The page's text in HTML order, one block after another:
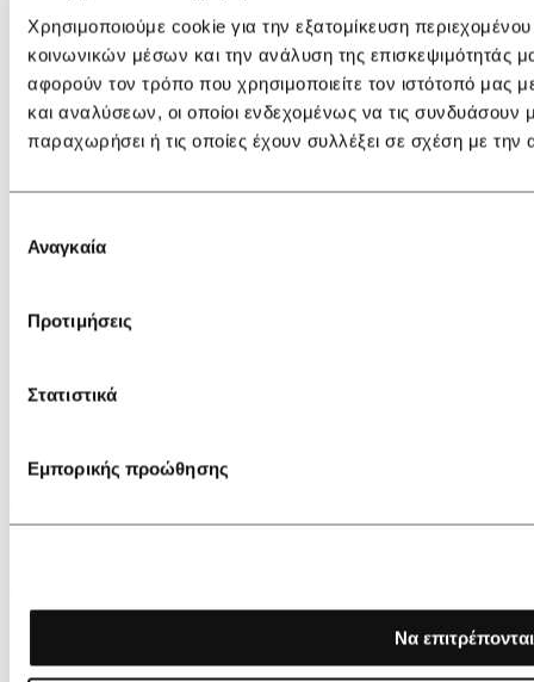
Χρησιμοποιούμε cookie για την εξατομίκευση
κοινωνικών μέσων και την ανάλυση της επισκεψιμότητάς
αφορούν τον τρόπο που χρησιμοποιείτε τον ιστότοπό μας
και αναλύσεων, οι οποίοι ενδεχομένως να τις συνδυάσουν
παραχωρήσει ή τις οποίες έχουν συλλέξει σε σχέση με
συγκατάθεσης
Αναγκαία
Προτιμήσεις
Στατιστικά
Εμπορικής προώθησης
Να